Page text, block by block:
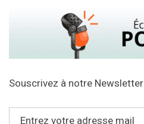
Souscrivez à notre Newsletter